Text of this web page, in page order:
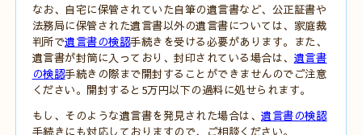
なお、自宅に保管されていた自筆の遺言書など、公正証書や
法務局に保管された遺言書以外の遺言書については、家庭裁
判所で遺言書の検認手続きを受ける必要があります。また、
遺言書が封筒に入っており、封印されている場合は、 遺言書
の検認手続きの際まで開封することができませんのでご注意
ください。開封すると5万円以下の過料に処せられます。
もし、そのような遺言書を発見された場合は、遺言書の検認
手続きにも対応しておりますので、ご相談ください。